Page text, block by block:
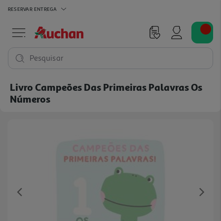
RESERVAR ENTREGA
Pesquisar
Livro Campeões Das Primeiras Palavras Os
Números
Previous